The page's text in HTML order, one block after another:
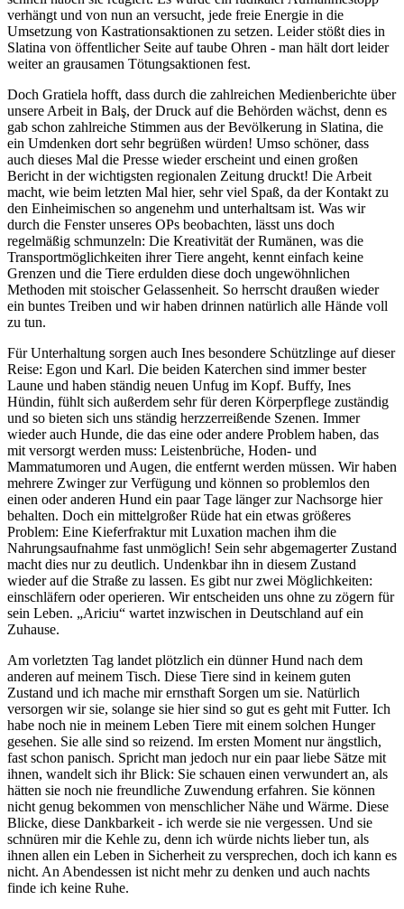
verhängt und von nun an versucht, jede freie Energie in die
Umsetzung von Kastrationsaktionen zu setzen. Leider stößt dies in
Slatina von öffentlicher Seite auf taube Ohren - man hält dort leider
weiter an grausamen Tötungsaktionen fest.
Doch Gratiela hofft, dass durch die zahlreichen Medienberichte über
unsere Arbeit in Balş, der Druck auf die Behörden wächst, denn es
gab schon zahlreiche Stimmen aus der Bevölkerung in Slatina, die
ein Umdenken dort sehr begrüßen würden! Umso schöner, dass
auch dieses Mal die Presse wieder erscheint und einen großen
Bericht in der wichtigsten regionalen Zeitung druckt! Die Arbeit
macht, wie beim letzten Mal hier, sehr viel Spaß, da der Kontakt zu
den Einheimischen so angenehm und unterhaltsam ist. Was wir
durch die Fenster unseres OPs beobachten, lässt uns doch
regelmäßig schmunzeln: Die Kreativität der Rumänen, was die
Transportmöglichkeiten ihrer Tiere angeht, kennt einfach keine
Grenzen und die Tiere erdulden diese doch ungewöhnlichen
Methoden mit stoischer Gelassenheit. So herrscht draußen wieder
ein buntes Treiben und wir haben drinnen natürlich alle Hände voll
zu tun.
Für Unterhaltung sorgen auch Ines besondere Schützlinge auf dieser
Reise: Egon und Karl. Die beiden Katerchen sind immer bester
Laune und haben ständig neuen Unfug im Kopf. Buffy, Ines
Hündin, fühlt sich außerdem sehr für deren Körperpflege zuständig
und so bieten sich uns ständig herzzerreißende Szenen. Immer
wieder auch Hunde, die das eine oder andere Problem haben, das
mit versorgt werden muss: Leistenbrüche, Hoden- und
Mammatumoren und Augen, die entfernt werden müssen. Wir haben
mehrere Zwinger zur Verfügung und können so problemlos den
einen oder anderen Hund ein paar Tage länger zur Nachsorge hier
behalten. Doch ein mittelgroßer Rüde hat ein etwas größeres
Problem: Eine Kieferfraktur mit Luxation machen ihm die
Nahrungsaufnahme fast unmöglich! Sein sehr abgemagerter Zustand
macht dies nur zu deutlich. Undenkbar ihn in diesem Zustand
wieder auf die Straße zu lassen. Es gibt nur zwei Möglichkeiten:
einschläfern oder operieren. Wir entscheiden uns ohne zu zögern für
sein Leben. „Ariciu“ wartet inzwischen in Deutschland auf ein
Zuhause.
Am vorletzten Tag landet plötzlich ein dünner Hund nach dem
anderen auf meinem Tisch. Diese Tiere sind in keinem guten
Zustand und ich mache mir ernsthaft Sorgen um sie. Natürlich
versorgen wir sie, solange sie hier sind so gut es geht mit Futter. Ich
habe noch nie in meinem Leben Tiere mit einem solchen Hunger
gesehen. Sie alle sind so reizend. Im ersten Moment nur ängstlich,
fast schon panisch. Spricht man jedoch nur ein paar liebe Sätze mit
ihnen, wandelt sich ihr Blick: Sie schauen einen verwundert an, als
hätten sie noch nie freundliche Zuwendung erfahren. Sie können
nicht genug bekommen von menschlicher Nähe und Wärme. Diese
Blicke, diese Dankbarkeit - ich werde sie nie vergessen. Und sie
schnüren mir die Kehle zu, denn ich würde nichts lieber tun, als
ihnen allen ein Leben in Sicherheit zu versprechen, doch ich kann es
nicht. An Abendessen ist nicht mehr zu denken und auch nachts
finde ich keine Ruhe.